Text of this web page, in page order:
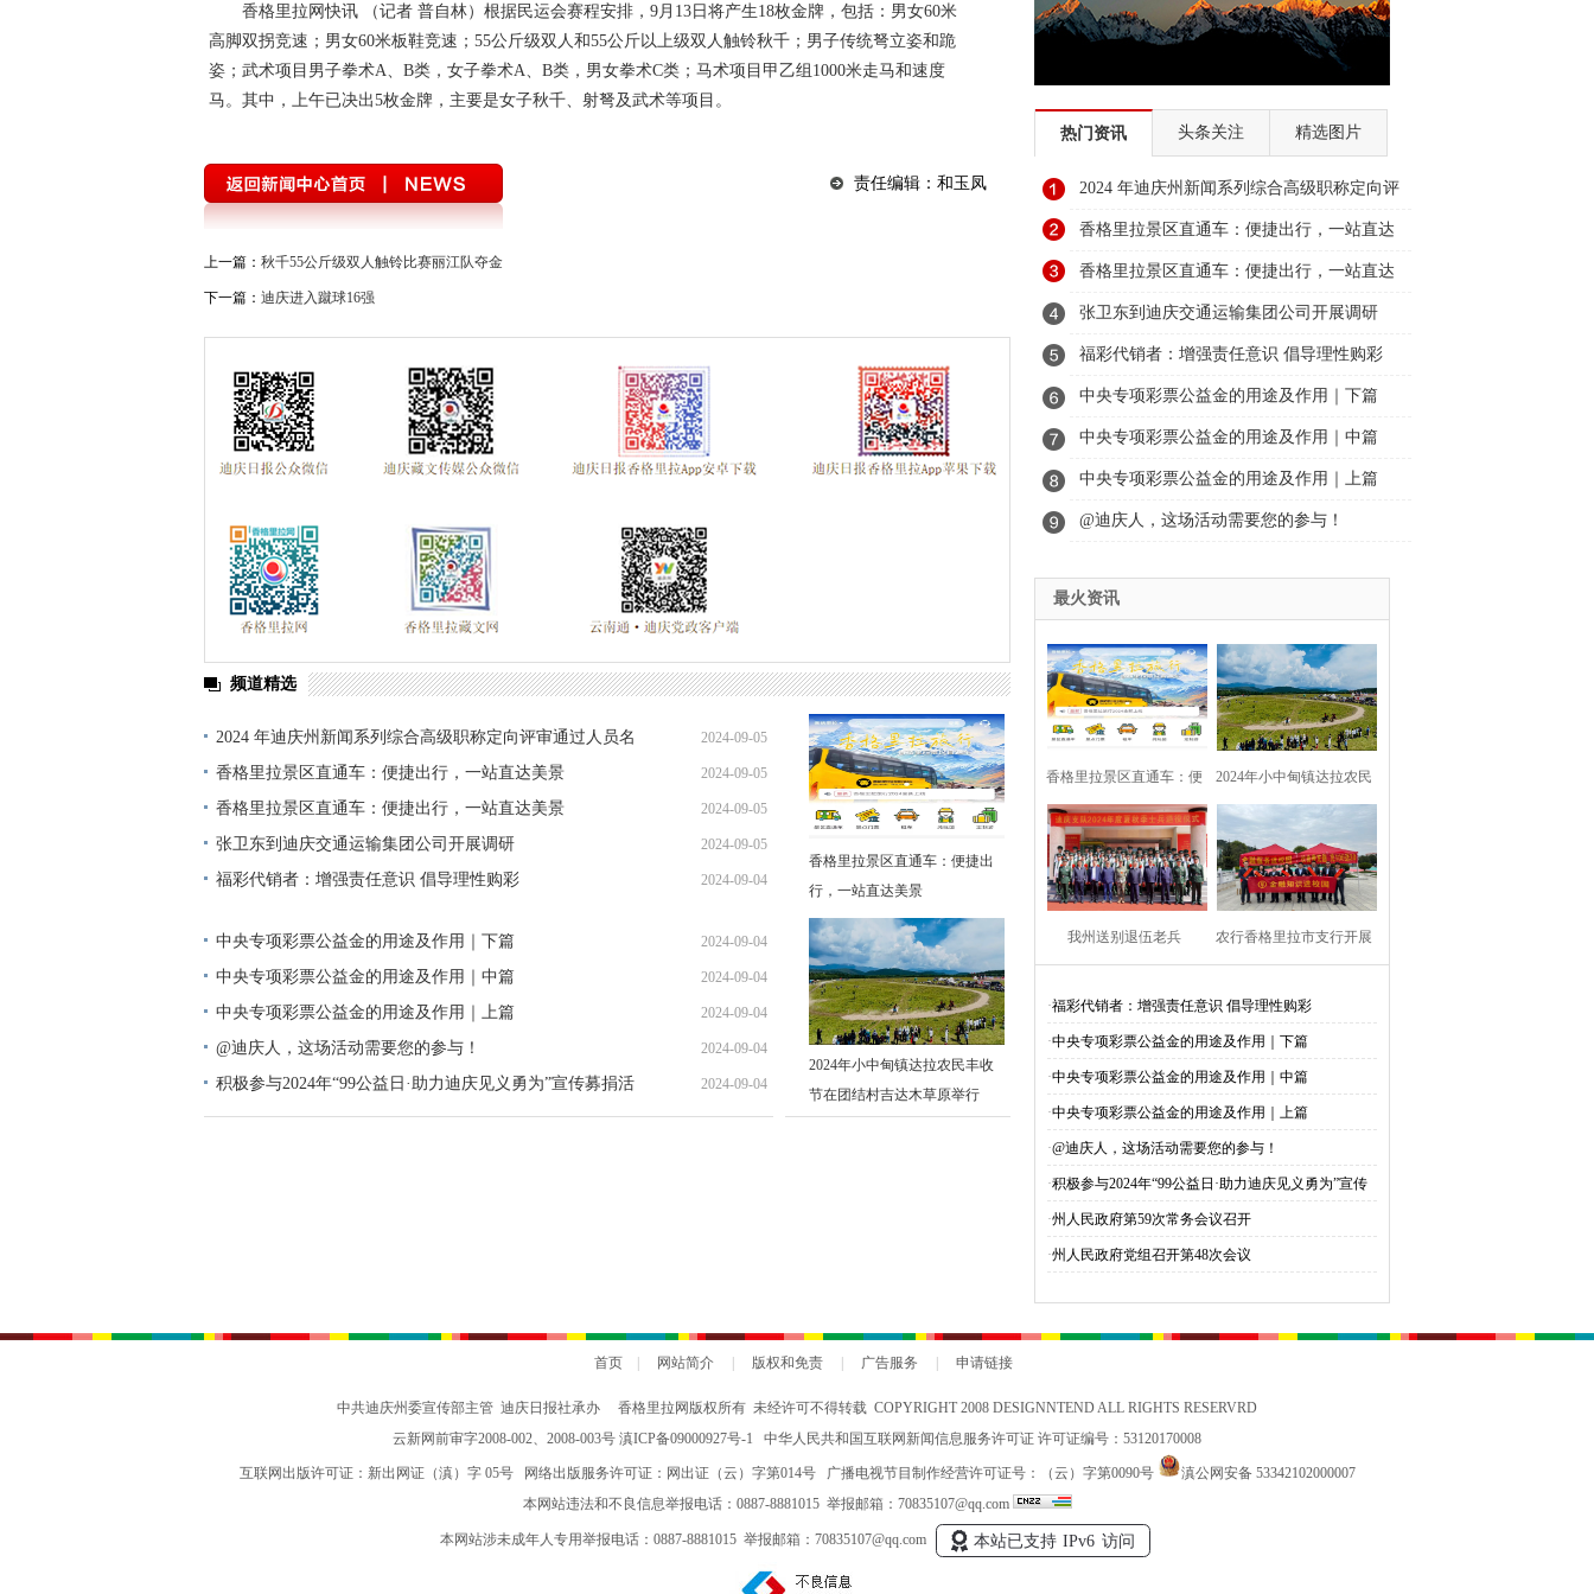
香格里拉网快讯 （记者 普自林） 根据民运会赛程安排，9月13日将产生18枚金牌，包括：男女60米
高脚双拐竞速；男女60米板鞋竞速；55公斤级双人和55公斤以上级双人触铃秋千；男子传统弩立姿和跪
姿；武术项目男子拳术A、B类，女子拳术A、B类，男女拳术C类；马术项目甲乙组1000米走马和速度
马。其中，上午已决出5枚金牌，主要是女子秋千、射弩及武术等项目。
责任编辑：和玉凤
上一篇： 秋千55公斤级双人触铃比赛丽江队夺金
下一篇： 迪庆进入蹴球16强
频道精选
2024 年迪庆州新闻系列综合高级职称定向评审通过人员名
单公示
2024-09-05
香格里拉景区直通车：便捷出行，一站直达美景 2024-09-05
香格里拉景区直通车：便捷出行，一站直达美景 2024-09-05
张卫东到迪庆交通运输集团公司开展调研 2024-09-05
福彩代销者：增强责任意识 倡导理性购彩 2024-09-04
中央专项彩票公益金的用途及作用｜下篇 2024-09-04
中央专项彩票公益金的用途及作用｜中篇 2024-09-04
中央专项彩票公益金的用途及作用｜上篇 2024-09-04
@迪庆人，这场活动需要您的参与！ 2024-09-04
积极参与2024年“99公益日·助力迪庆见义勇为”宣传募捐活
动倡议书
2024-09-04
香格里拉景区直通车：便捷出
行，一站直达美景
2024年小中甸镇达拉农民丰收
节在团结村吉达木草原举行
热门资讯 头条关注 精选图片
2024 年迪庆州新闻系列综合高级职称定向评
审通过人员名单公示
香格里拉景区直通车：便捷出行，一站直达
美景
香格里拉景区直通车：便捷出行，一站直达
美景
张卫东到迪庆交通运输集团公司开展调研
福彩代销者：增强责任意识 倡导理性购彩
中央专项彩票公益金的用途及作用｜下篇
中央专项彩票公益金的用途及作用｜中篇
中央专项彩票公益金的用途及作用｜上篇
@迪庆人，这场活动需要您的参与！
最火资讯
香格里拉景区直通车：便
捷出行，一站直达美景
2024年小中甸镇达拉农民
丰收节在团结村吉达木草
原举行
我州送别退伍老兵​ 农行香格里拉市支行开展
·福彩代销者：增强责任意识 倡导理性购彩
·中央专项彩票公益金的用途及作用｜下篇
·中央专项彩票公益金的用途及作用｜中篇
·中央专项彩票公益金的用途及作用｜上篇
·@迪庆人，这场活动需要您的参与！
·积极参与2024年“99公益日·助力迪庆见义勇为”宣传
募捐活动倡议书
·州人民政府第59次常务会议召开
·州人民政府党组召开第48次会议